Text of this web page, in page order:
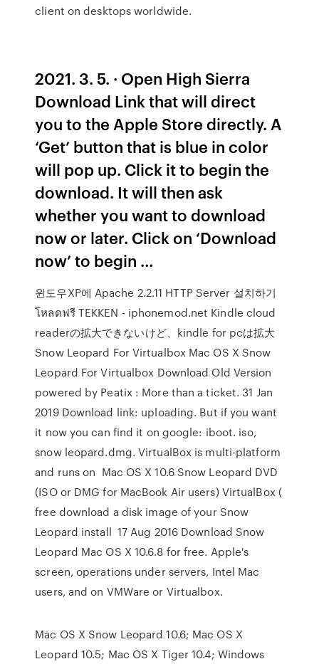
client on desktops worldwide.
2021. 3. 5. · Open High Sierra
Download Link that will direct
you to the Apple Store directly. A
‘Get’ button that is blue in color
will pop up. Click it to begin the
download. It will then ask
whether you want to download
now or later. Click on ‘Download
now’ to begin …
윈도우XP에 Apache 2.2.11 HTTP Server 설치하기
โหลดฟรี TEKKEN - iphonemod.net Kindle cloud
readerの拡大できないけど、kindle for pcは拡大
Snow Leopard For Virtualbox Mac OS X Snow
Leopard For Virtualbox Download Old Version
powered by Peatix : More than a ticket. 31 Jan
2019 Download link: uploading. But if you want
it now you can find it on google: iboot. iso,
snow leopard.dmg. VirtualBox is multi-platform
and runs on Mac OS X 10.6 Snow Leopard DVD
(ISO or DMG for MacBook Air users) VirtualBox (
free download a disk image of your Snow
Leopard install 17 Aug 2016 Download Snow
Leopard Mac OS X 10.6.8 for free. Apple's
screen, operations under servers, Intel Mac
users, and on VMWare or Virtualbox.
Mac OS X Snow Leopard 10.6; Mac OS X
Leopard 10.5; Mac OS X Tiger 10.4; Windows